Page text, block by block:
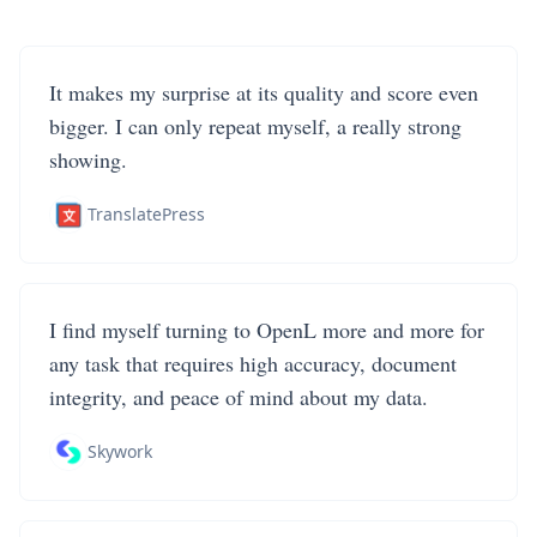
It makes my surprise at its quality and score even
bigger. I can only repeat myself, a really strong
showing.
TranslatePress
I find myself turning to OpenL more and more for
any task that requires high accuracy, document
integrity, and peace of mind about my data.
Skywork